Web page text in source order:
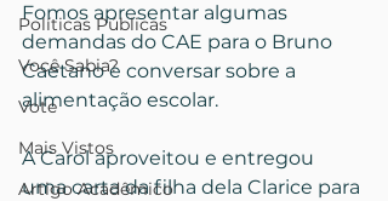
Políticas Públicas
Você Sabia?
Vote
Mais Vistos
Artigo Acadêmico
Fomos apresentar algumas
demandas do CAE para o Bruno
Caetano e conversar sobre a
alimentação escolar.
A Carol aproveitou e entregou
uma carta da filha dela Clarice para